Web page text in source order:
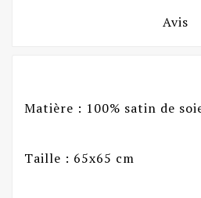
Avis
Matière : 100% satin de
Taille : 65x65 cm